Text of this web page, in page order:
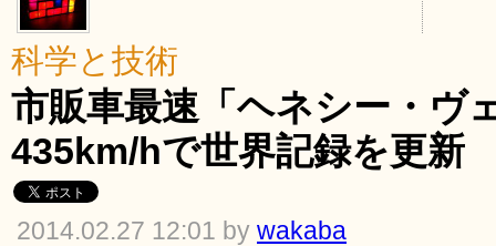
科学と技術
市販車最速「ヘネシー・ヴ
435km/hで世界記録を更新
2014.02.27 12:01 by wakaba